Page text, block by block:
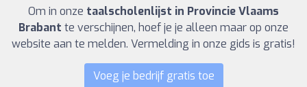
Om in onze taalscholenlijst in Provincie Vlaams
Brabant te verschijnen, hoef je je alleen maar op onze
website aan te melden. Vermelding in onze gids is gratis!
Voeg je bedrijf gratis toe